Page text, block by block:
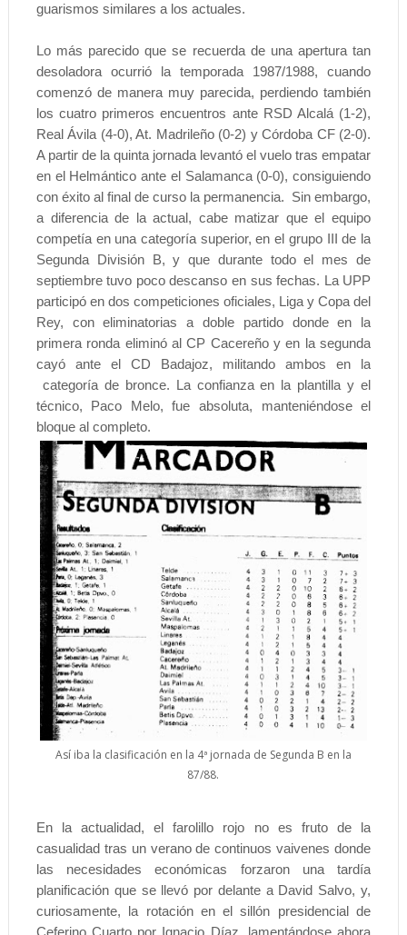
guarismos similares a los actuales.
Lo más parecido que se recuerda de una apertura tan
desoladora ocurrió la temporada 1987/1988, cuando
comenzó de manera muy parecida, perdiendo también
los cuatro primeros encuentros ante RSD Alcalá (1-2),
Real Ávila (4-0), At. Madrileño (0-2) y Córdoba CF (2-0).
A partir de la quinta jornada levantó el vuelo tras empatar
en el Helmántico ante el Salamanca (0-0), consiguiendo
con éxito al final de curso la permanencia. Sin embargo,
a diferencia de la actual, cabe matizar que el equipo
competía en una categoría superior, en el grupo III de la
Segunda División B, y que durante todo el mes de
septiembre tuvo poco descanso en sus fechas. La UPP
participó en dos competiciones oficiales, Liga y Copa del
Rey, con eliminatorias a doble partido donde en la
primera ronda eliminó al CP Cacereño y en la segunda
cayó ante el CD Badajoz, militando ambos en la
categoría de bronce. La confianza en la plantilla y el
técnico, Paco Melo, fue absoluta, manteniéndose el
bloque al completo.
Así iba la clasificación en la 4ª jornada de Segunda B en la
87/88.
En la actualidad, el farolillo rojo no es fruto de la
casualidad tras un verano de continuos vaivenes donde
las necesidades económicas forzaron una tardía
planificación que se llevó por delante a David Salvo, y,
curiosamente, la rotación en el sillón presidencial de
Ceferino Cuarto por Ignacio Díaz, lamentándose ahora